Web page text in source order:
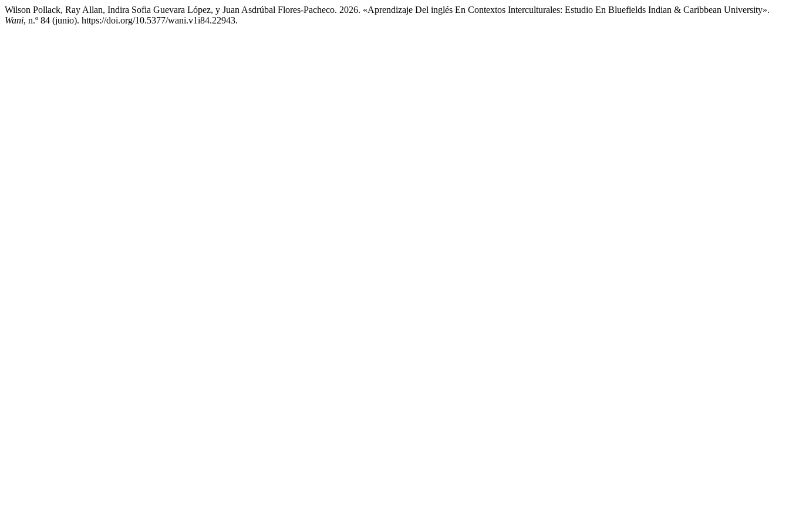
Wilson Pollack, Ray Allan, Indira Sofia Guevara López, y Juan Asdrúbal Flores-Pacheco. 2026. «Aprendizaje Del inglés En Contextos Interculturales: Estudio En Bluefields Indian & Caribbean University».
Wani, n.º 84 (junio). https://doi.org/10.5377/wani.v1i84.22943.